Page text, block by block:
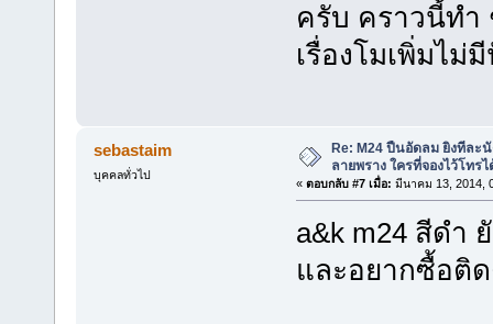
ครับ คราวนี้ท
เรื่องโมเพิ่มไม่
sebastaim
บุคคลทั่วไป
Re: M24 ปืนอัดลม ยิงทีละ
ลายพราง ใครที่จองไว้โทร
« ตอบกลับ #7 เมื่อ: มีนาคม 13, 2014,
a&k m24 สีดำ
และอยากซื้อติ